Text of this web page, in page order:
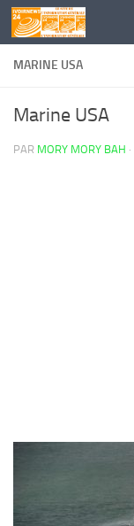
Skip to content
MARINE USA
Marine USA
PAR MORY MORY BAH ·